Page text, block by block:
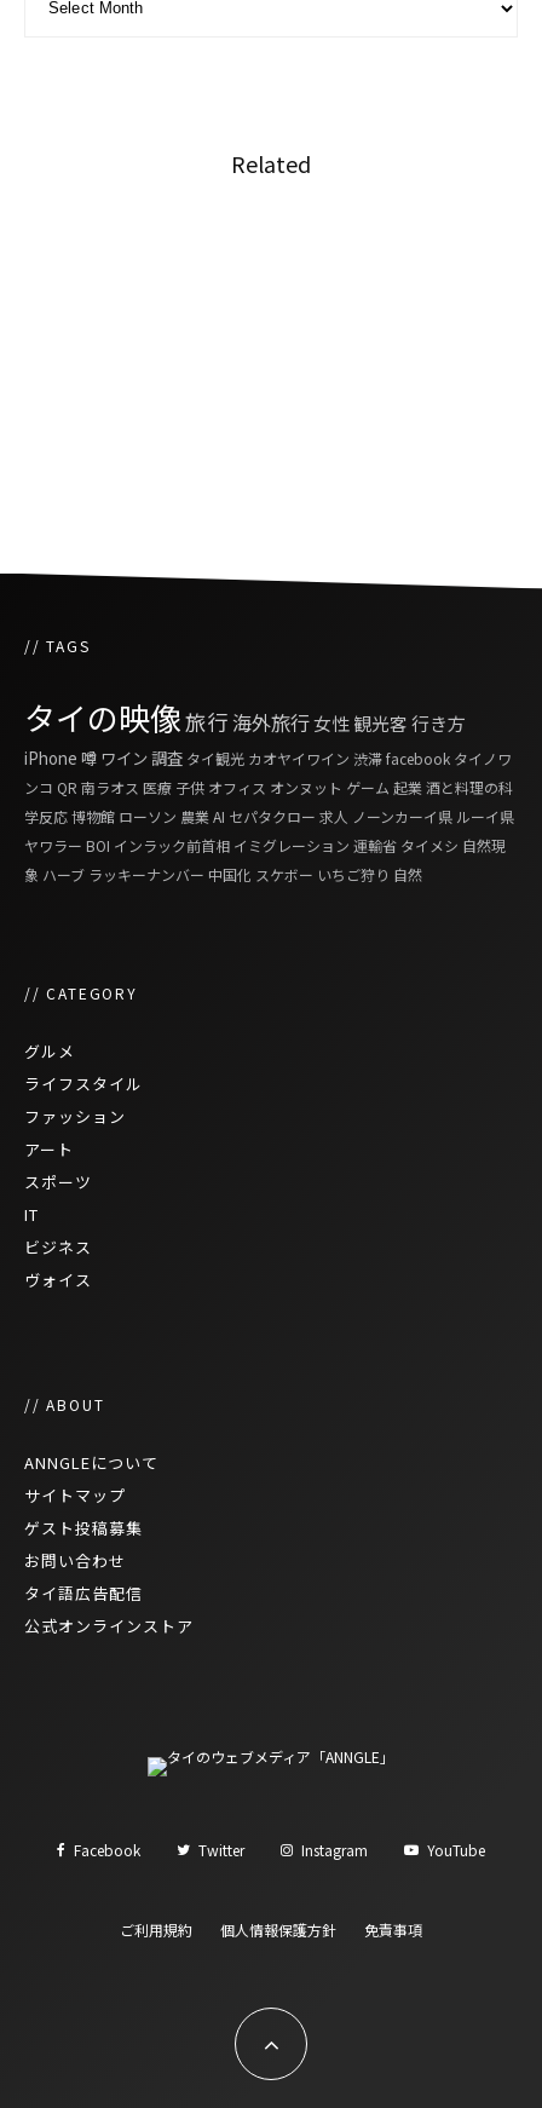
Related
// TAGS
タイの映像旅行海外旅行女性観光客行き方
iPhone 噂 ワイン調査 タイ観光 カオヤイワイン 渋滞facebook タイノワ
ンコ QR 南ラオス 医療 子供 オフィス オンヌット ゲーム 起業酒と料理の科
学反応博物館 ローソン 農業AI セパタクロー 求人 ノーンカーイ県 ルーイ県
ヤワラー BOI インラック前首相 イミグレーション 運輸省 タイメシ 自然現
象 ハーブ ラッキーナンバー 中国化 スケボー いちご狩り 自然
// CATEGORY
グルメ
ライフスタイル
ファッション
アート
スポーツ
IT
ビジネス
ヴォイス
// ABOUT
ANNGLEについて
サイトマップ
ゲスト投稿募集
お問い合わせ
タイ語広告配信
公式オンラインストア
Facebook Twitter Instagram YouTube
ご利用規約 個人情報保護方針 免責事項